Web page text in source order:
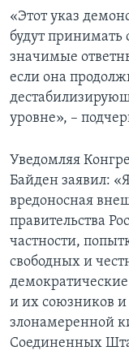
«Этот указ
будут принимать
значимые
если она
уровне», –
Уведомляя
Байден заявил:
вредоносная
правительства
частности,
свободных и
и их союзников и
злонамеренной
Соединенных